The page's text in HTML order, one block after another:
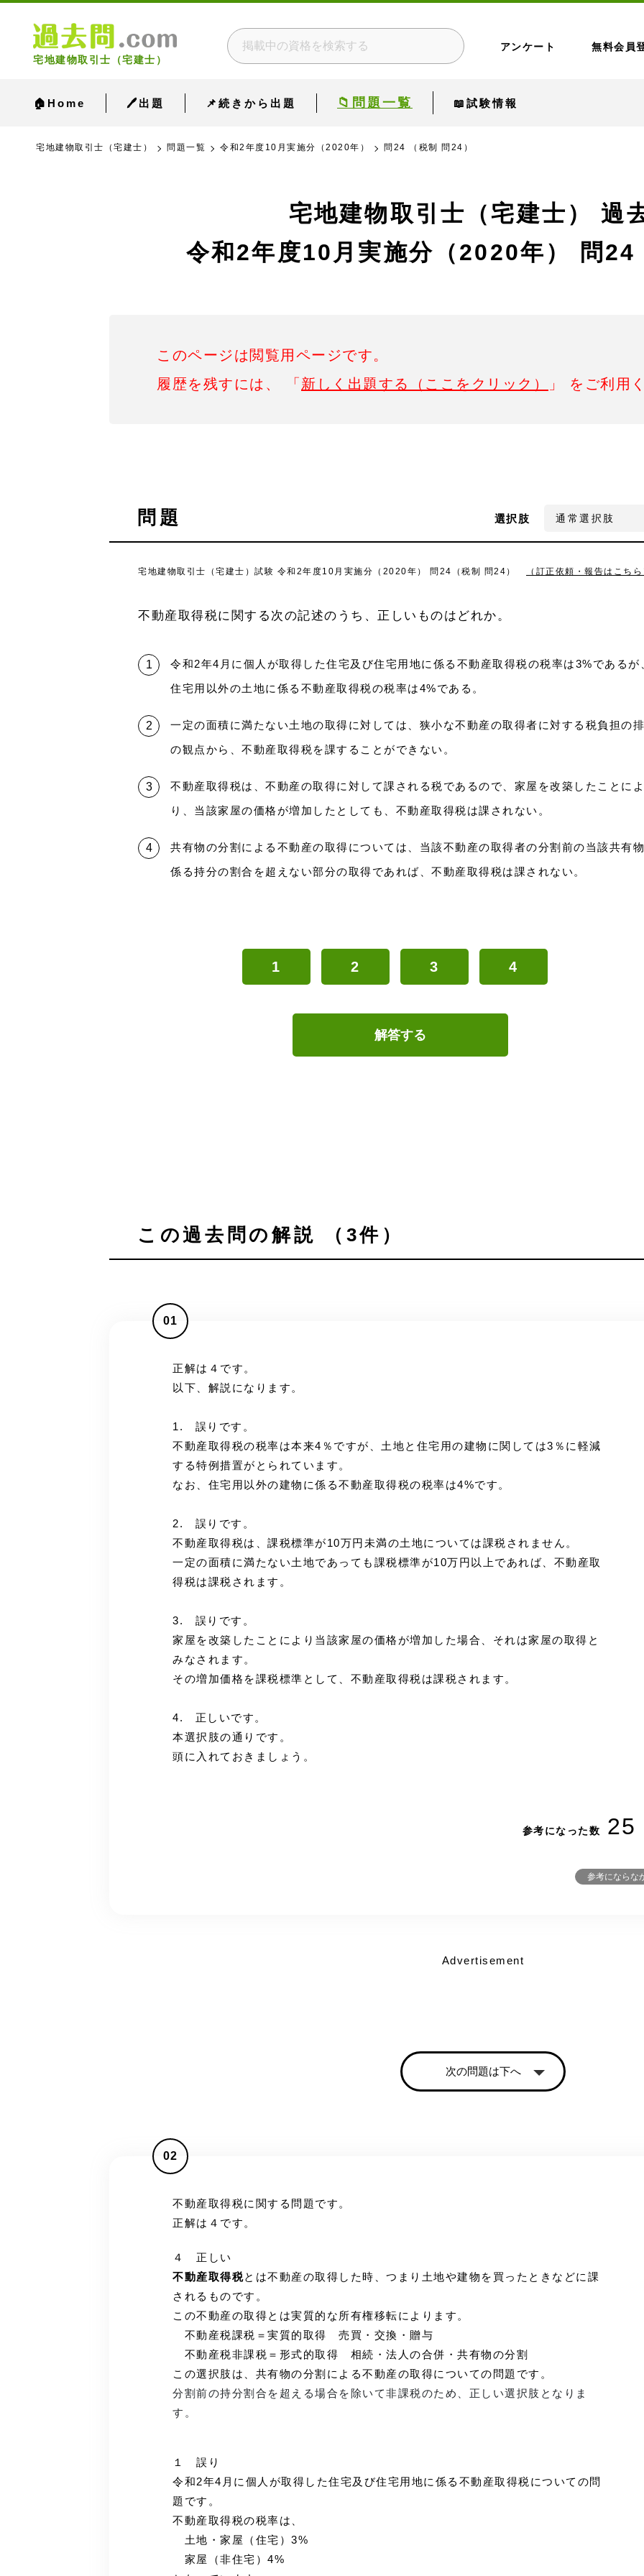
宅地建物取引士（宅建士）
アンケート 無料会員
🏠Home 🖊出題 📌続きから出題 📁問題一覧 📖試験情報
宅地建物取引士（宅建士） 問題一覧 令和2年度10月実施分（2020年） 問24 （税制 問24）
宅地建物取引士（宅建士） 過
令和2年度10月実施分（2020年）
問
このページは閲覧用ページです。
履歴を残すには、 「 新しく出題する（ここをクリック） 」 をご利用
問題 選択肢
宅地建物取引士（宅建士）試験 令和2年度10月実施分（2020年） 問24（税制 問24） （訂正依頼・報告はこちら
不動産取得税に関する次の記述のうち、正しいものはどれか。
令和2年4月に個人が取得した住宅及び住宅用地に係る不動産取得税の税率は3%であるが
住宅用以外の土地に係る不動産取得税の税率は4%である。
一定の面積に満たない土地の取得に対しては、狭小な不動産の取得者に対する税負担の
の観点から、不動産取得税を課することができない。
不動産取得税は、不動産の取得に対して課される税であるので、家屋を改築したことによ
り、当該家屋の価格が増加したとしても、不動産取得税は課されない。
共有物の分割による不動産の取得については、当該不動産の取得者の分割前の当該共有
係る持分の割合を超えない部分の取得であれば、不動産取得税は課されない。
1 2 3 4
解答する
この過去問の解説 （3件）
01
正解は４です。
以下、解説になります。
1. 誤りです。
不動産取得税の税率は本来4％ですが、土地と住宅用の建物に関しては3％に軽減
する特例措置がとられています。
なお、住宅用以外の建物に係る不動産取得税の税率は4%です。
2. 誤りです。
不動産取得税は、課税標準が10万円未満の土地については課税されません。
一定の面積に満たない土地であっても課税標準が10万円以上であれば、不動産取
得税は課税されます。
3. 誤りです。
家屋を改築したことにより当該家屋の価格が増加した場合、それは家屋の取得と
みなされます。
その増加価格を課税標準として、不動産取得税は課税されます。
4. 正しいです。
本選択肢の通りです。
頭に入れておきましょう。
参考になった数 25
参考にならな
Advertisement
次の問題は下へ
02
不動産取得税に関する問題です。
正解は４です。
４ 正しい
不動産取得税とは不動産の取得した時、つまり土地や建物を買ったときなどに課
されるものです。
この不動産の取得とは実質的な所有権移転によります。
不動産税課税＝実質的取得 売買・交換・贈与
不動産税非課税＝形式的取得 相続・法人の合併・共有物の分割
この選択肢は、共有物の分割による不動産の取得についての問題です。
分割前の持分割合を超える場合を除いて非課税のため、正しい選択肢となりま
す。
１ 誤り
令和2年4月に個人が取得した住宅及び住宅用地に係る不動産取得税についての問
題です。
不動産取得税の税率は、
土地・家屋（住宅）3%
家屋（非住宅）4%